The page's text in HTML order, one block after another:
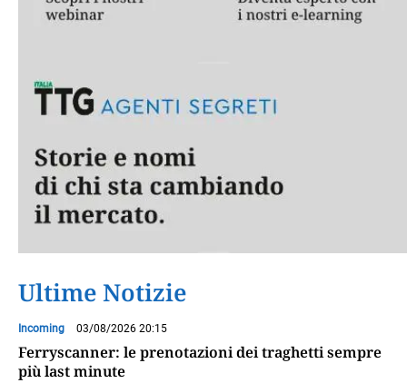
Ultime Notizie
Incoming 03/08/2026 20:15
Ferryscanner: le prenotazioni dei traghetti sempre
più last minute